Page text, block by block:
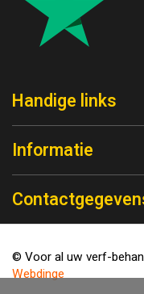
Handige links
Informatie
© Voor al uw verf-
Webdinge